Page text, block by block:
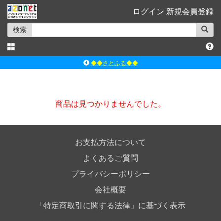
ログイン 新規会員登録
検索
◆◆さとふる◆◆
ｱｿﾞﾝｵﾝﾗｲﾝｼｮｯﾌﾟX
商品は見つかりませんでした。
お支払方法について
よくあるご質問
プライバシーポリシー
会社概要
「特定商取引に関する法律」に基づく表示